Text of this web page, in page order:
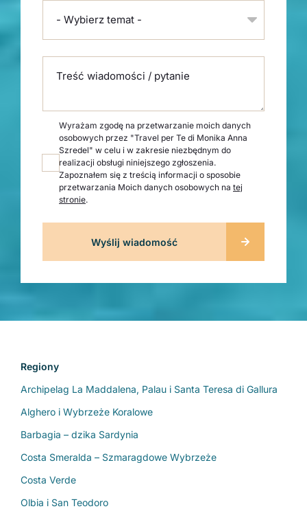
- Wybierz temat -
Treść wiadomości / pytanie
Wyrażam zgodę na przetwarzanie moich danych
osobowych przez "Travel per Te di Monika Anna
Szredel" w celu i w zakresie niezbędnym do
realizacji obsługi niniejszego zgłoszenia.
Zapoznałem się z treścią informacji o sposobie
przetwarzania Moich danych osobowych na tej
stronie.
Regiony
Archipelag La Maddalena, Palau i Santa Teresa di Gallura
Alghero i Wybrzeże Koralowe
Barbagia – dzika Sardynia
Costa Smeralda – Szmaragdowe Wybrzeże
Costa Verde
Olbia i San Teodoro